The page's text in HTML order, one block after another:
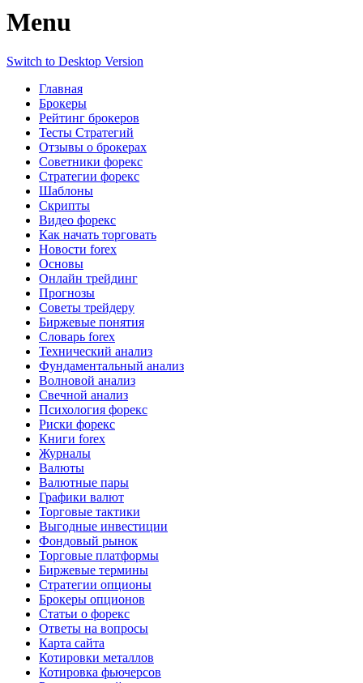
Menu
Switch to Desktop Version
Главная
Брокеры
Рейтинг брокеров
Тесты Стратегий
Отзывы о брокерах
Советники форекс
Стратегии форекс
Шаблоны
Скрипты
Видео форекс
Как начать торговать
Новости forex
Основы
Онлайн трейдинг
Прогнозы
Советы трейдеру
Биржевые понятия
Словарь forex
Технический анализ
Фундаментальный анализ
Волновой анализ
Свечной анализ
Психология форекс
Риски форекс
Книги forex
Журналы
Валюты
Валютные пары
Графики валют
Торговые тактики
Выгодные инвестиции
Фондовый рынок
Торговые платформы
Биржевые термины
Стратегии опционы
Брокеры опционов
Статьи о форекс
Ответы на вопросы
Карта сайта
Котировки металлов
Котировка фьючерсов